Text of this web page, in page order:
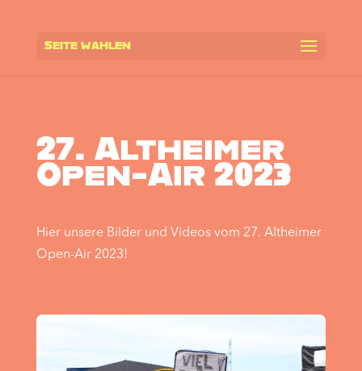
Seite wählen
27. Altheimer
Open-Air 2023
Hier unsere Bilder und Videos vom 27. Altheimer
Open-Air 2023!